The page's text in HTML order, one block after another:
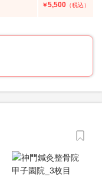
￥5,500 （税込）